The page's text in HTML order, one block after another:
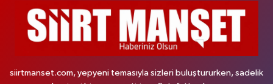
siirtmanset.com, yepyeni temasıyla sizleri buluştururken, sadelik